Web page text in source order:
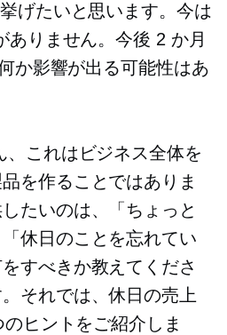
げたいと思います。今は
ありません。今後 2 か月
か影響が出る可能性はあ
、これはビジネス全体を
を作ることではありま
たいのは、「ちょっと
休日のことを忘れてい
すべきか教えてくださ
それでは、休日の売上
ヒントをご紹介しま